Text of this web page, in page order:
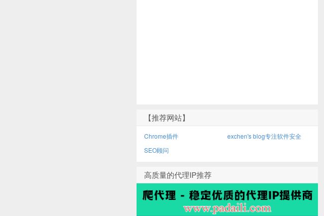
【推荐网站】
Chrome插件
exchen's blog专注软件安全
SEO顾问
高质量的代理IP推荐